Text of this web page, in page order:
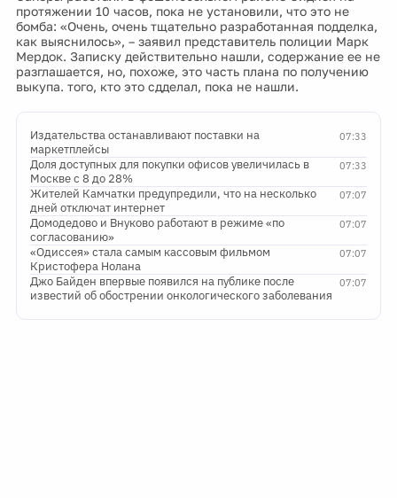
протяжении 10 часов, пока не установили, что это не
бомба: «Очень, очень тщательно разработанная подделка,
как выяснилось», – заявил представитель полиции Марк
Мердок. Записку действительно нашли, содержание ее не
разглашается, но, похоже, это часть плана по получению
выкупа. того, кто это сдделал, пока не нашли.
07:33
Издательства останавливают поставки на
маркетплейсы
07:33
Доля доступных для покупки офисов увеличилась в
Москве с 8 до 28%
07:07
Жителей Камчатки предупредили, что на несколько
дней отключат интернет
07:07
Домодедово и Внуково работают в режиме «по
согласованию»
07:07
«Одиссея» стала самым кассовым фильмом
Кристофера Нолана
07:07
Джо Байден впервые появился на публике после
известий об обострении онкологического заболевания